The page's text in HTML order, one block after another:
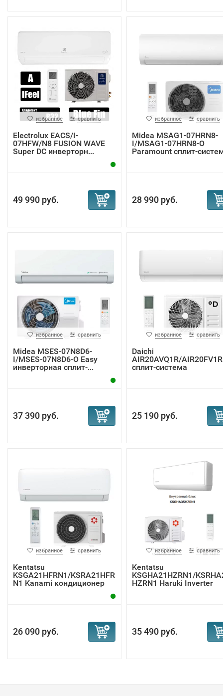
избранное сравнить
Electrolux EACS/I-
07HFW/N8 FUSION WAVE
Super DC инверторн...
49 990 руб.
избранное сравнить
Midea MSAG1-07HRN8-
I/MSAG1-07HRN8-O
Paramount сплит-
28 990 руб.
избранное сравнить
Midea MSES-07N8D6-
I/MSES-07N8D6-O Easy
инверторная сплит-...
37 390 руб.
избранное сравнить
Daichi
AIR20AVQ1R/AIR20FV1R
сплит-система
25 190 руб.
избранное сравнить
Kentatsu
KSGA21HFRN1/KSRA21HFR
N1 Kanami кондиционер
26 090 руб.
избранное сравнить
Kentatsu
KSGHA21HZRN1/
HZRN1 Haruki Inverter
35 490 руб.